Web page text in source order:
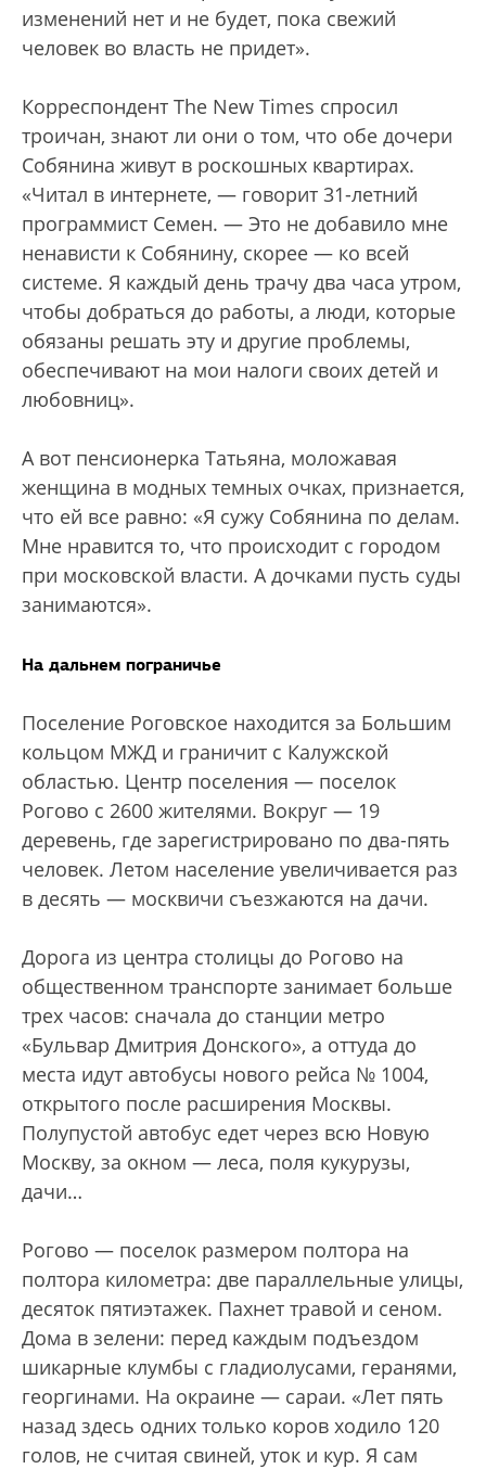
изменений нет и не будет, пока свежий
человек во власть не придет».
Корреспондент The New Times спросил
троичан, знают ли они о том, что обе дочери
Собянина живут в роскошных квартирах.
«Читал в интернете, — говорит 31-летний
программист Семен. — Это не добавило мне
ненависти к Собянину, скорее — ко всей
системе. Я каждый день трачу два часа утром,
чтобы добраться до работы, а люди, которые
обязаны решать эту и другие проблемы,
обеспечивают на мои налоги своих детей и
любовниц».
А вот пенсионерка Татьяна, моложавая
женщина в модных темных очках, признается,
что ей все равно: «Я сужу Собянина по делам.
Мне нравится то, что происходит с городом
при московской власти. А дочками пусть суды
занимаются».
На дальнем пограничье
Поселение Роговское находится за Большим
кольцом МЖД и граничит с Калужской
областью. Центр поселения — поселок
Рогово с 2600 жителями. Вокруг — 19
деревень, где зарегистрировано по два-пять
человек. Летом население увеличивается раз
в десять — москвичи съезжаются на дачи.
Дорога из центра столицы до Рогово на
общественном транспорте занимает больше
трех часов: сначала до станции метро
«Бульвар Дмитрия Донского», а оттуда до
места идут автобусы нового рейса № 1004,
открытого после расширения Москвы.
Полупустой автобус едет через всю Новую
Москву, за окном — леса, поля кукурузы,
дачи…
Рогово — поселок размером полтора на
полтора километра: две параллельные улицы,
десяток пятиэтажек. Пахнет травой и сеном.
Дома в зелени: перед каждым подъездом
шикарные клумбы с гладиолусами, геранями,
георгинами. На окраине — сараи. «Лет пять
назад здесь одних только коров ходило 120
голов, не считая свиней, уток и кур. Я сам